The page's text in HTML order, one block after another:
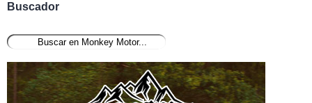
Buscador